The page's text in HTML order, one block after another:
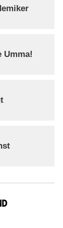
Umma!